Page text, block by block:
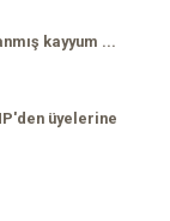
kayyum ...
üyelerine